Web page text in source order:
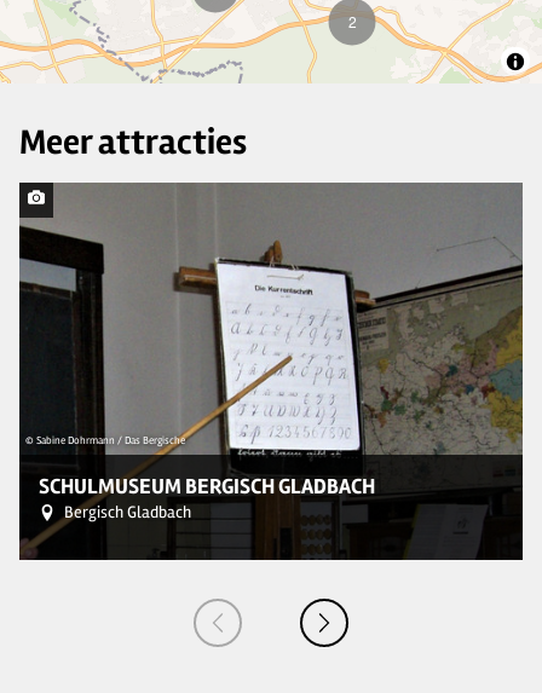
2
Meer attracties
© Sabine Dohrmann / Das Bergische
SCHULMUSEUM BERGISCH GLADBACH
Bergisch Gladbach